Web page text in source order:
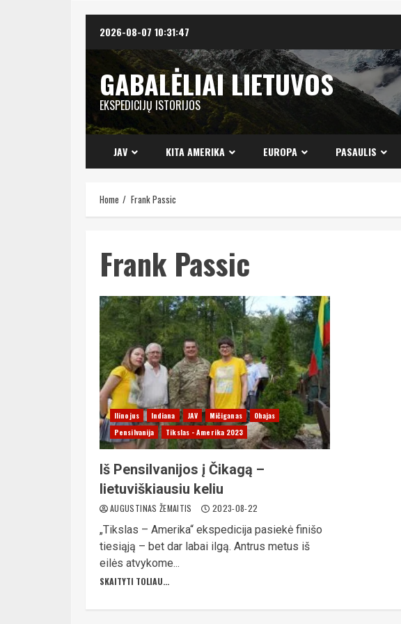
content
2026-08-07 10:31:48
GABALĖLIAI LIETUVOS
EKSPEDICIJŲ ISTORIJOS
JAV KITA AMERIKA EUROPA PASAULIS
Home Frank Passic
Frank Passic
Ilinojus Indiana JAV Mičiganas
Ohajas
Pensilvanija
Tikslas - Amerika 2023
Iš Pensilvanijos į Čikagą –
lietuviškiausiu keliu
AUGUSTINAS ŽEMAITIS 2023-08-22
„Tikslas – Amerika“ ekspedicija pasiekė finišo
tiesiąją – bet dar labai ilgą. Antrus metus iš
eilės atvykome...
SKAITYTI TOLIAU...